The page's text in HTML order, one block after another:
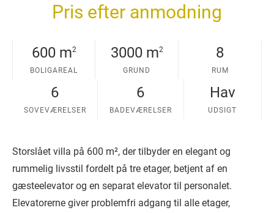
Pris efter anmodning
600 m2
BOLIGAREAL
3000 m2
GRUND
8
RUM
6
SOVEVÆRELSER
6
BADEVÆRELSER
Hav
UDSIGT
Storslået villa på 600 m², der tilbyder en elegant og
rummelig livsstil fordelt på tre etager, betjent af en
gæsteelevator og en separat elevator til personalet.
Elevatorerne giver problemfri adgang til alle etager,